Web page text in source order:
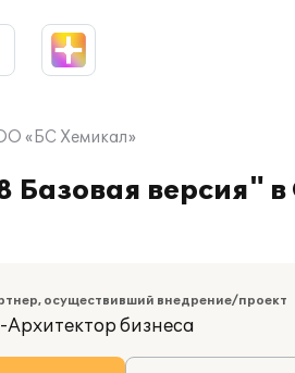
«БС Хемикал»
Базовая версия"
осуществивший внедрение/проект
Архитектор бизнеса